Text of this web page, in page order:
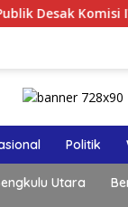
Komisi IV DPRD
Politik
Utara